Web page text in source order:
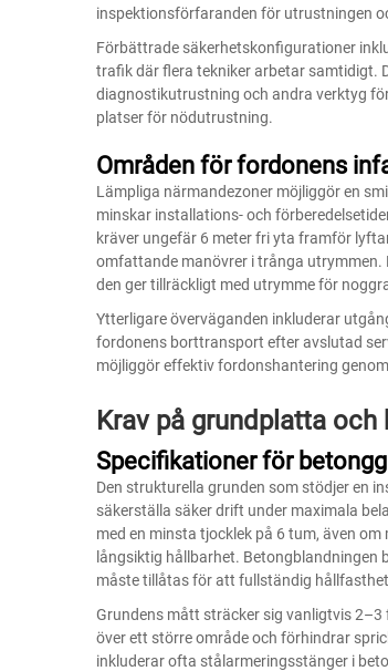
inspektionsförfaranden för utrustningen
Förbättrade säkerhetskonfigurationer
trafik där flera tekniker arbetar samtidigt.
diagnostikutrustning och andra verktyg
platser för nödutrustning.
Områden för fordonens
Lämpliga närmandezoner möjliggör en
minskar installations- och
kräver ungefär 6 meter fri yta framför
omfattande manövrer i trånga
den ger tillräckligt med utrymme för
Ytterligare överväganden inkluderar
fordonens borttransport efter avslutad
möjliggör effektiv fordonshantering
Krav på grundplatta
Specifikationer för
Den strukturella grunden som stödjer en
säkerställa säker drift under maximala
med en minsta tjocklek på 6 tum, även
långsiktig hållbarhet. Betongblandningen
måste tillåtas för att fullständig
Grundens mått sträcker sig vanligtvis
över ett större område och förhindrar
inkluderar ofta stålarmeringsstänger i